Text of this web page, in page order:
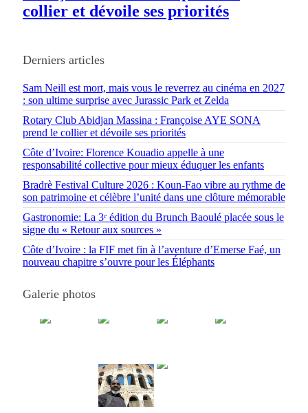
collier et dévoile ses priorités
Derniers articles
Sam Neill est mort, mais vous le reverrez au cinéma en 2027
: son ultime surprise avec Jurassic Park et Zelda
Rotary Club Abidjan Massina : Françoise AYE SONA
prend le collier et dévoile ses priorités
Côte d’Ivoire: Florence Kouadio appelle à une
responsabilité collective pour mieux éduquer les enfants
Bradrè Festival Culture 2026 : Koun-Fao vibre au rythme de
son patrimoine et célèbre l’unité dans une clôture mémorable
Gastronomie: La 3ᵉ édition du Brunch Baoulé placée sous le
signe du « Retour aux sources »
Côte d’Ivoire : la FIF met fin à l’aventure d’Emerse Faé, un
nouveau chapitre s’ouvre pour les Éléphants
Galerie photos